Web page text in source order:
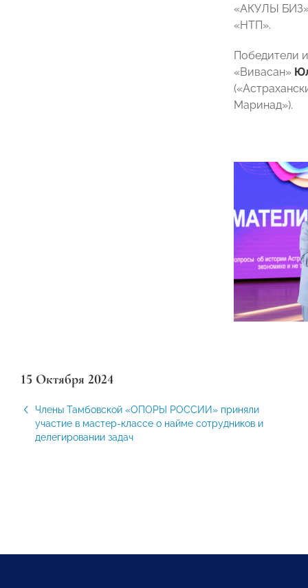
«АКУЛЫ
«НТП».
Победители
«Вивасан»
Маринад»).
15 Октября 2024
Члены Тамбовской «ОПОРЫ РОССИИ» приняли
участие в мастер-классе о найме сотрудников и
делегировании задач